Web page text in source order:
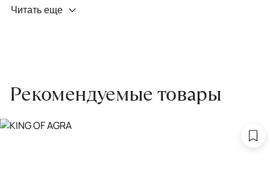
Профилактика износа
заборе ковра экспертом либо привозите его в салон.
Читать еще
Рекомендуемые товары